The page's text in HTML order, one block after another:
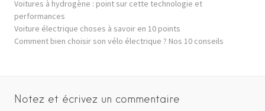
Voitures à hydrogène : point sur cette technologie et
performances
Voiture électrique choses à savoir en 10 points
Comment bien choisir son vélo électrique ? Nos 10 conseils
Notez et écrivez un commentaire